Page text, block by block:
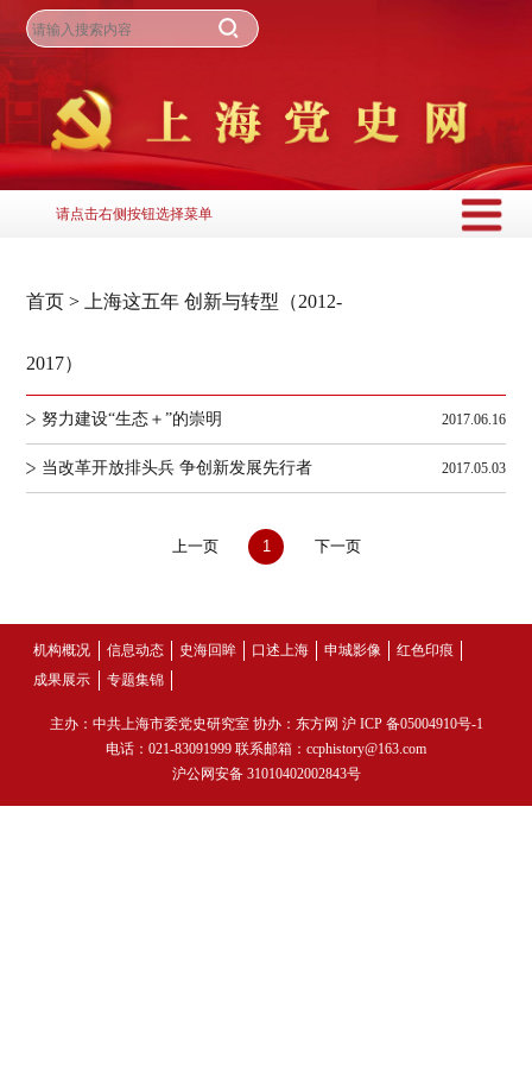
请点击右侧按钮选择菜单
首页> 上海这五年 创新与转型（2012-
2017）
努力建设“生态＋”的崇明 2017.06.16
当改革开放排头兵 争创新发展先行者 2017.05.03
上一页 1 下一页
机构概况 信息动态 史海回眸 口述上海 申城影像
红色印痕
成果展示
专题集锦
主办：中共上海市委党史研究室 协办：东方网 沪 ICP 备05004910号-1
电话：021-83091999 联系邮箱：ccphistory@163.com
沪公网安备 31010402002843号